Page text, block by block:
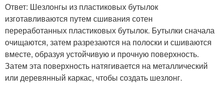
Ответ: Шезлонгы из пластиковых бутылок
изготавливаются путем сшивания сотен
переработанных пластиковых бутылок. Бутылки сначала
очищаются, затем разрезаются на полоски и сшиваются
вместе, образуя устойчивую и прочную поверхность.
Затем эта поверхность натягивается на металлический
или деревянный каркас, чтобы создать шезлонг.